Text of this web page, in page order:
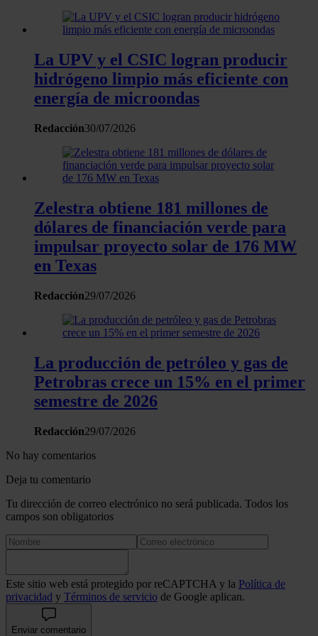
La UPV y el CSIC logran producir
hidrógeno limpio más eficiente con
energía de microondas
Redacción30/07/2026
Zelestra obtiene 181 millones de
dólares de financiación verde para
impulsar proyecto solar de 176 MW
en Texas
Redacción29/07/2026
La producción de petróleo y gas de
Petrobras crece un 15% en el primer
semestre de 2026
Redacción29/07/2026
No hay comentarios
Deja tu comentario
Tu dirección de correo electrónico no será publicada. Todos los
campos son obligatorios
Este sitio web está protegido por reCAPTCHA y la Política de
privacidad y Términos de servicio de Google aplican.
Enviar comentario